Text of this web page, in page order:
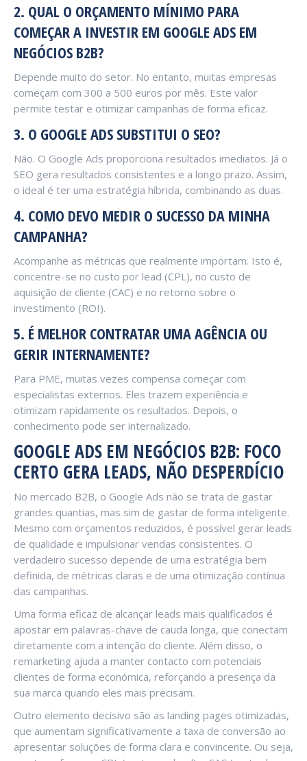
2. QUAL O ORÇAMENTO MÍNIMO PARA
COMEÇAR A INVESTIR EM GOOGLE ADS EM
NEGÓCIOS B2B?
Depende muito do setor. No entanto, muitas empresas
começam com 300 a 500 euros por mês. Este valor
permite testar e otimizar campanhas de forma eficaz.
3. O GOOGLE ADS SUBSTITUI O SEO?
Não. O Google Ads proporciona resultados imediatos. Já o
SEO gera resultados consistentes e a longo prazo. Assim,
o ideal é ter uma estratégia híbrida, combinando as duas.
4. COMO DEVO MEDIR O SUCESSO DA MINHA
CAMPANHA?
Acompanhe as métricas que realmente importam. Isto é,
concentre-se no custo por lead (CPL), no custo de
aquisição de cliente (CAC) e no retorno sobre o
investimento (ROI).
5. É MELHOR CONTRATAR UMA AGÊNCIA OU
GERIR INTERNAMENTE?
Para PME, muitas vezes compensa começar com
especialistas externos. Eles trazem experiência e
otimizam rapidamente os resultados. Depois, o
conhecimento pode ser internalizado.
GOOGLE ADS EM NEGÓCIOS B2B: FOCO
CERTO GERA LEADS, NÃO DESPERDÍCIO
No mercado B2B, o Google Ads não se trata de gastar
grandes quantias, mas sim de gastar de forma inteligente.
Mesmo com orçamentos reduzidos, é possível gerar leads
de qualidade e impulsionar vendas consistentes. O
verdadeiro sucesso depende de uma estratégia bem
definida, de métricas claras e de uma otimização contínua
das campanhas.
Uma forma eficaz de alcançar leads mais qualificados é
apostar em palavras-chave de cauda longa, que conectam
diretamente com a intenção do cliente. Além disso, o
remarketing ajuda a manter contacto com potenciais
clientes de forma económica, reforçando a presença da
sua marca quando eles mais precisam.
Outro elemento decisivo são as landing pages otimizadas,
que aumentam significativamente a taxa de conversão ao
apresentar soluções de forma clara e convincente. Ou seja,